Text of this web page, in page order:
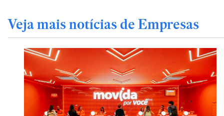
Veja mais notícias de Empresas